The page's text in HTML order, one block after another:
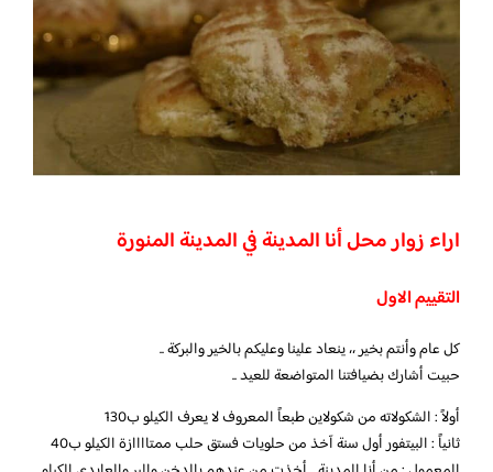
اراء زوار محل أنا المدينة في المدينة المنورة
التقييم الاول
كل عام وأنتم بخير ،، ينعاد علينا وعليكم بالخير والبركة ..
حبيت أشارك بضيافتنا المتواضعة للعيد ..
أولاً : الشكولاته من شكولاين طبعاً المعروف لا يعرف الكيلو ب130
ثانياً : البيتفور أول سنة آخذ من حلويات فستق حلب ممتاااازة الكيلو ب40